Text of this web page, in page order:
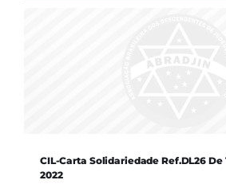
CIL-Carta Solidariedade Ref.DL26 De
2022